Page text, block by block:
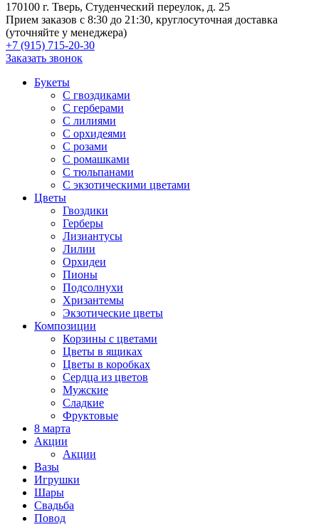
170100 г. Тверь, Студенческий переулок, д. 25
Прием заказов с 8:30 до 21:30, круглосуточная доставка
(уточняйте у менеджера)
+7 (915) 715-20-30
Заказать звонок
Букеты
С гвоздиками
С герберами
С лилиями
С орхидеями
С розами
С ромашками
С тюльпанами
С экзотическими цветами
Цветы
Гвоздики
Герберы
Лизиантусы
Лилии
Орхидеи
Пионы
Подсолнухи
Хризантемы
Экзотические цветы
Композиции
Корзины с цветами
Цветы в ящиках
Цветы в коробках
Сердца из цветов
Мужские
Сладкие
Фруктовые
8 марта
Акции
Акции
Вазы
Игрушки
Шары
Свадьба
Повод